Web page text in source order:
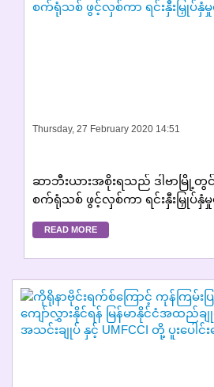
Thursday, 27 February 2020 14:51
ဆာဘီးယားအစိုးရသည် ဒါဗာမ
စက်ရုံသစ် ဖွင့်လှစ်ကာ ရင်းနှီးမြှုပ်နှံမှု
READ MORE